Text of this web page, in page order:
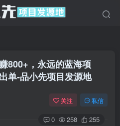
800+，永远的蓝海项
单-品小先项目发源地
关注 私信
0 258 255